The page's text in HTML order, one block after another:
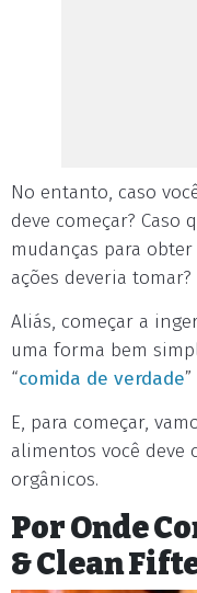
No entanto, caso
deve começar? Caso
mudanças para
ações deveria tomar?
Aliás, começar a
uma forma bem
“comida de verdade
E, para começar,
alimentos você
orgânicos.
Por Onde
& Clean